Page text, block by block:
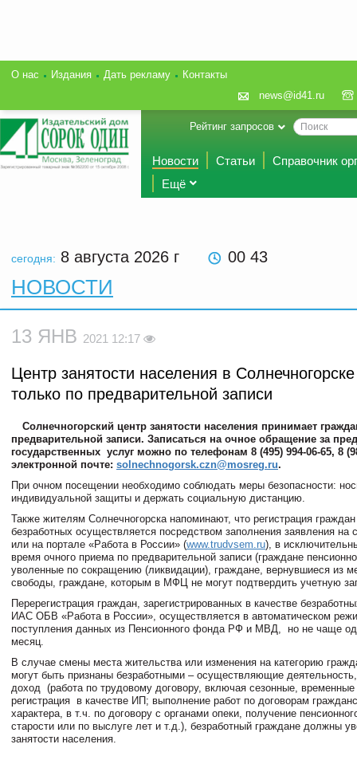
О нас Издания Дать рекламу
Контакты
news@id41.ru
Рейтинг запросов
Новости Статьи
Справочник
Ещё
сегодня: 8 августа 2026 г 00 43
НОВОСТИ
13 ЯНВ 2021 12:17
Центр занятости населения в
только по предварительной записи
Солнечногорский центр занятости населения принимает
предварительной записи. Записаться на очное обращение за
государственных услуг можно по телефонам 8 (495) 994-06-65, 8
электронной почте: solnechnogorsk.czn@mosreg.ru.
При очном посещении необходимо соблюдать меры безопасности:
индивидуальной защиты и держать социальную дистанцию.
Также жителям Солнечногорска напоминают, что регистрация граждан
безработных осуществляется посредством заполнения заявления на
или на портале «Работа в России» (www.trudvsem.ru), в
время очного приема по предварительной записи (граждане
уволенные по сокращению (ликвидации), граждане, вернувшиеся из
свободы, граждане, которым в МФЦ не могут подтвердить учетную
Перерегистрация граждан, зарегистрированных в качестве
ИАС ОБВ «Работа в России», осуществляется в автоматическом
поступления данных из Пенсионного фонда РФ и МВД, но не чаще
месяц.
В случае смены места жительства или изменения на категорию
могут быть признаны безработными – осуществляющие
доход (работа по трудовому договору, включая сезонные,
регистрация в качестве ИП; выполнение работ по договорам
характера, в т.ч. по договору с органами опеки, получение
старости или по выслуге лет и т.д.), безработный граждане должны
занятости населения.